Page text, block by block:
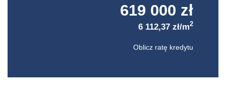
619 000 zł
6 112,37 zł/m2
Oblicz ratę kredytu